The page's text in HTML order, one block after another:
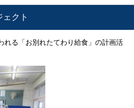
クト
れる「お別れたてわり給食」の計画活